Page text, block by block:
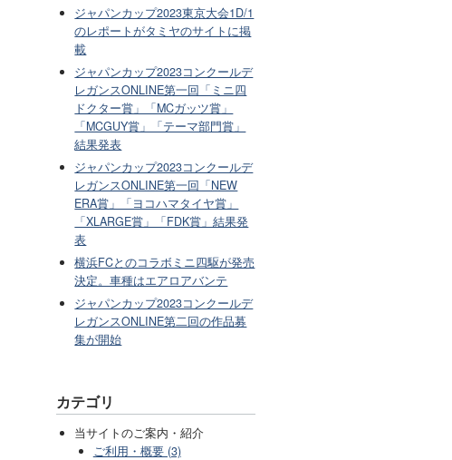
ジャパンカップ2023東京大会1D/1
のレポートがタミヤのサイトに掲
載
ジャパンカップ2023コンクールデ
レガンスONLINE第一回「ミニ四
ドクター賞」「MCガッツ賞」
「MCGUY賞」「テーマ部門賞」
結果発表
ジャパンカップ2023コンクールデ
レガンスONLINE第一回「NEW
ERA賞」「ヨコハマタイヤ賞」
「XLARGE賞」「FDK賞」結果発
表
横浜FCとのコラボミニ四駆が発売
決定。車種はエアロアバンテ
ジャパンカップ2023コンクールデ
レガンスONLINE第二回の作品募
集が開始
カテゴリ
当サイトのご案内・紹介
ご利用・概要 (3)